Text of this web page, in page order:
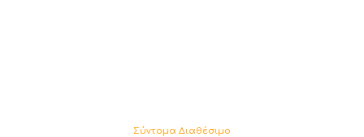
Σύντομα Διαθέσιμο